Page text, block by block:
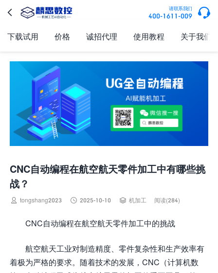
 请联系我们
400-1611-009 
下载试用 价格 诚招代理 使用教程 关于我们
CNC自动编程在航空航天零件加工中有哪些挑
战？
 tongshang2023  2025-10-10  机加工 阅读(284)
CNC自动编程在航空航天零件加工中的挑战
航空航天工业对制造精度、零件复杂性和生产效率有
着极为严格的要求。随着技术的发展，CNC（计算机数